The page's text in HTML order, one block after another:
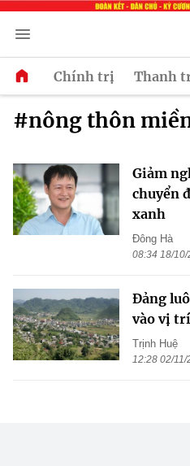
Chính trị Thanh
#nông thôn
Giảm
chuyển
xanh
Đông Hà
08:34 18/
Đảng
vào vị
Trịnh Huệ
12:28 02/11/